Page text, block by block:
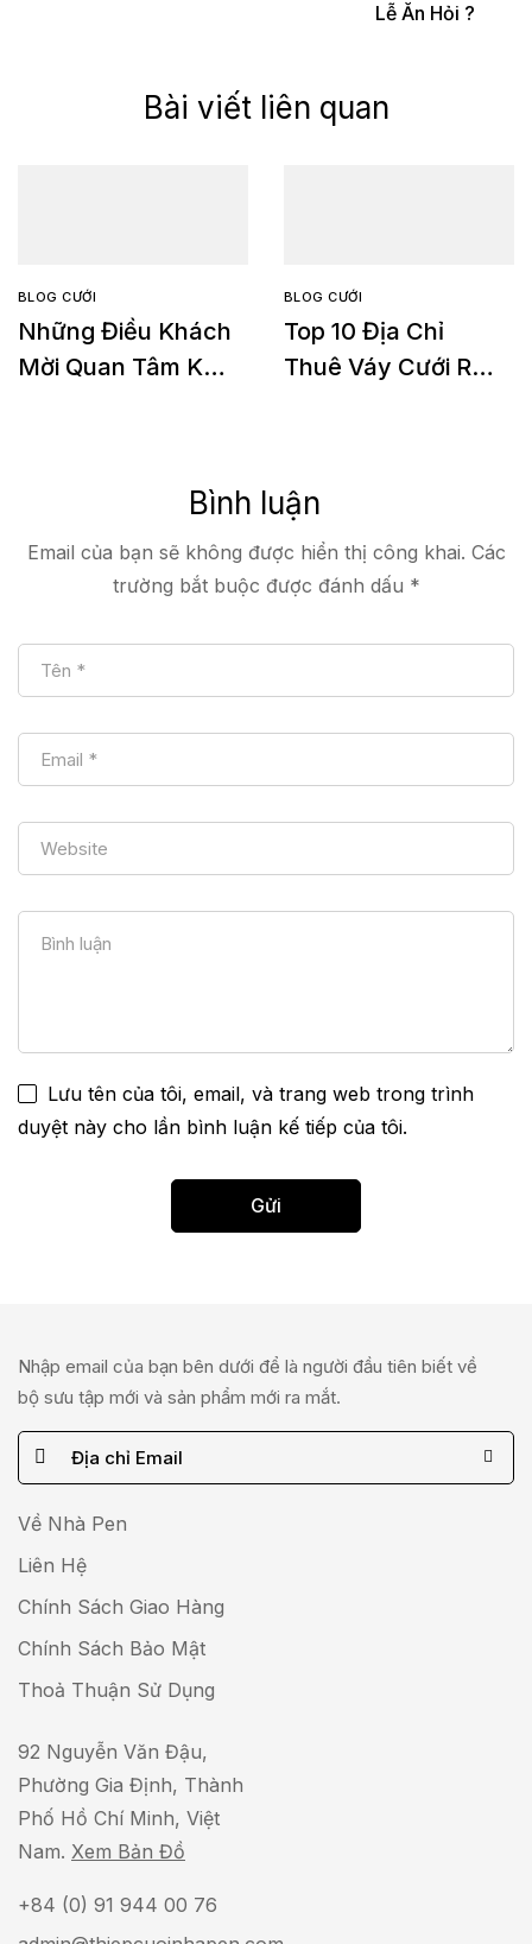
Lễ Ăn Hỏi ?
Bài viết liên quan
BLOG CƯỚI
Những Điều Khách
Mời Quan Tâm Khi
BLOG CƯỚI
Top 10 Địa Chỉ
Thuê Váy Cưới Rẻ
Bình luận
Email của bạn sẽ không được hiển thị công khai. Các
trường bắt buộc được đánh dấu *
Lưu tên của tôi, email, và trang web trong trình
duyệt này cho lần bình luận kế tiếp của tôi.
Nhập email của bạn bên dưới để là người đầu tiên biết về
bộ sưu tập mới và sản phẩm mới ra mắt.
m
a
l
*
Về Nhà Pen
Liên Hệ
Chính Sách Giao Hàng
Chính Sách Bảo Mật
Thoả Thuận Sử Dụng
92 Nguyễn Văn Đậu,
Phường Gia Định, Thành
Phố Hồ Chí Minh, Việt
Nam. Xem Bản Đồ
+84 (0) 91 944 00 76